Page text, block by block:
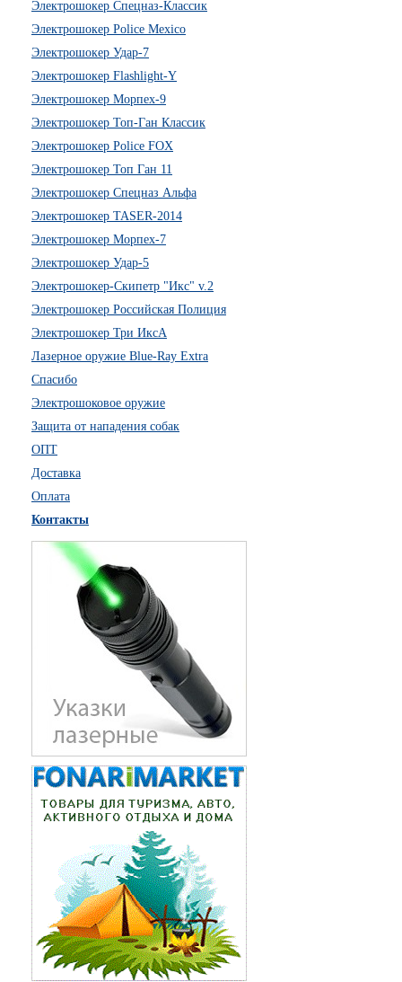
Электрошокер Спецназ-Классик
Электрошокер Police Mexico
Электрошокер Удар-7
Электрошокер Flashlight-Y
Электрошокер Морпех-9
Электрошокер Топ-Ган Классик
Электрошокер Police FOX
Электрошокер Топ Ган 11
Электрошокер Спецназ Альфа
Электрошокер TASER-2014
Электрошокер Морпех-7
Электрошокер Удар-5
Электрошокер-Скипетр "Икс" v.2
Электрошокер Российская Полиция
Электрошокер Три ИксА
Лазерное оружие Blue-Ray Extra
Спасибо
Электрошоковое оружие
Защита от нападения собак
ОПТ
Доставка
Оплата
Контакты